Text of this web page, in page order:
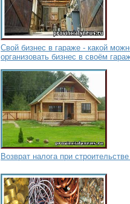
Свой бизнес в гараже - какой
организовать бизнес в своём
Возврат налога при